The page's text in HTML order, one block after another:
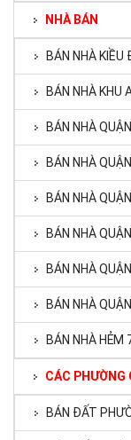
NHÀ BÁN
BÁN NHÀ
BÁN NHÀ KHU
BÁN NHÀ
BÁN NHÀ
BÁN NHÀ
BÁN NHÀ
BÁN NHÀ
BÁN NHÀ
BÁN NHÀ HẺM
CÁC PHƯỜNG
BÁN ĐẤT